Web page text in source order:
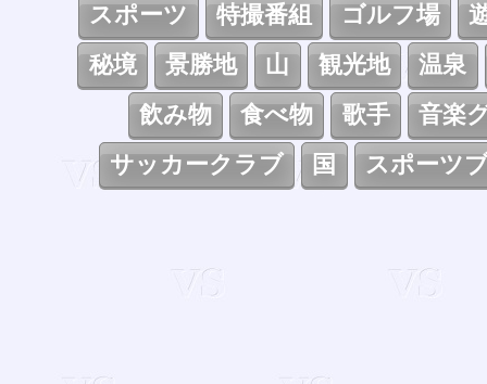
スポーツ
特撮番組 ゴルフ場
秘境
景勝地 山 観光地
温泉
飲み物
食べ物 歌手
音楽
サッカークラブ
国 スポーツ